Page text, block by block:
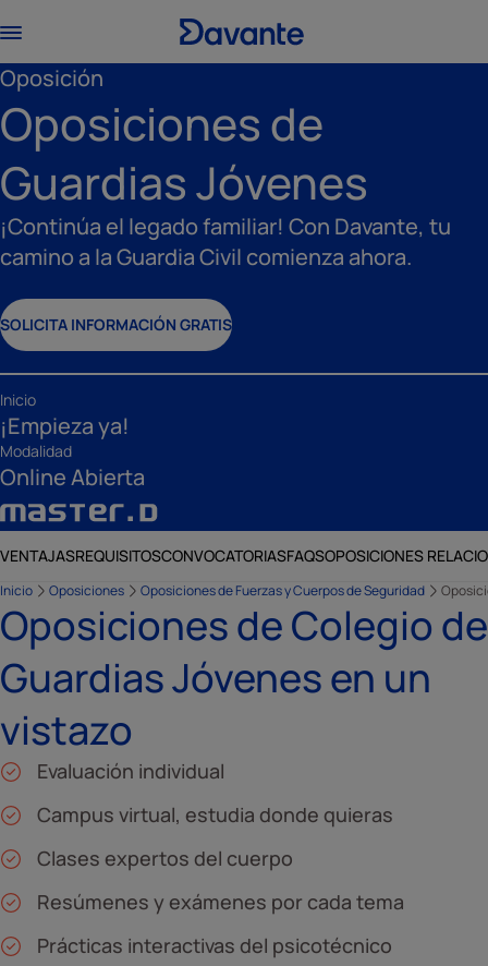
Oposición
Oposiciones de
Guardias Jóvenes
¡Continúa el legado familiar! Con Davante, tu
camino a la Guardia Civil comienza ahora.
SOLICITA INFORMACIÓN GRATIS
Inicio
¡Empieza ya!
Modalidad
Online Abierta
VENTAJASREQUISITOSCONVOCATORIASFAQSOPOSICIONES
Inicio Oposiciones Oposiciones de Fuerzas y Cuerpos de Seguridad
Oposiciones de Colegio de
Guardias Jóvenes en un
vistazo
Evaluación individual
Campus virtual, estudia donde quieras
Clases expertos del cuerpo
Resúmenes y exámenes por cada tema
Prácticas interactivas del psicotécnico